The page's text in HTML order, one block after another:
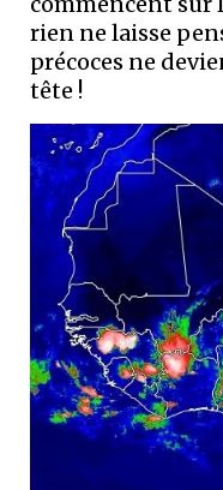
rien ne laisse
précoces ne
tête !